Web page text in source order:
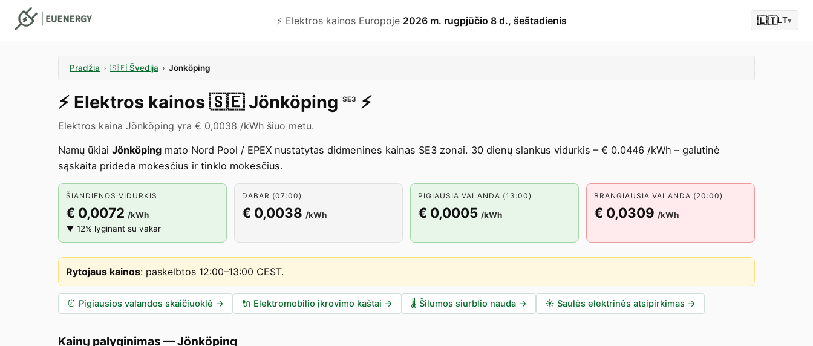
⚡️ Elektros kainos Europoje 2026 m. rugpjūčio 8 d., šeštadienis 🇱🇹LT▾
Pradžia › 🇸🇪 Švedija › Jönköping
⚡️ Elektros kainos 🇸🇪 Jönköping SE3 ⚡️
Elektros kaina Jönköping yra € 0,0038 /kWh šiuo metu.
Namų ūkiai Jönköping mato Nord Pool / EPEX nustatytas didmenines kainas SE3 zonai. 30 dienų slankus vidurkis – € 0.0446 /kWh – galutinė
sąskaita prideda mokesčius ir tinklo mokesčius.
ŠIANDIENOS VIDURKIS
€ 0,0072 /kWh
▼ 12% lyginant su vakar
DABAR (07:00)
€ 0,0038 /kWh
PIGIAUSIA VALANDA (13:00)
€ 0,0005 /kWh
BRANGIAUSIA VALANDA (20:00)
€ 0,0309 /kWh
Rytojaus kainos: paskelbtos 12:00–13:00 CEST.
⏰ Pigiausios valandos skaičiuoklė → 🔌 Elektromobilio įkrovimo kaštai → 🌡️ Šilumos siurblio nauda → ☀️ Saulės elektrinės atsipirkimas →
Kainų palyginimas —Jönköping